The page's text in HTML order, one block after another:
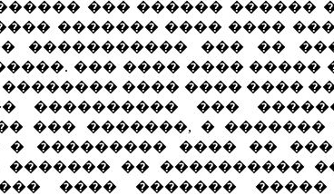
��� ������ ������
������� ���� ����
����������� ��� ��
��� ���� ���� ����� �
���� ���� ����
���������� ���
��� �������, �
� ��������� ���� ��
������� �� ����������
���� �������